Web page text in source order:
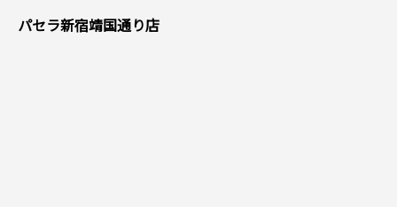
パセラ新宿靖国通り店